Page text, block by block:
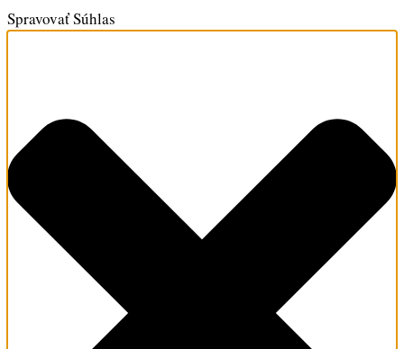
Spravovať Súhlas